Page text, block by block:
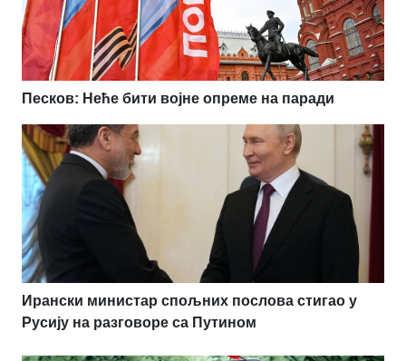
Песков: Неће бити војне опреме на паради
Ирански министар спољних послова стигао у
Русију на разговоре са Путином